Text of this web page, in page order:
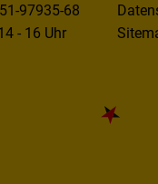
97935-68
- 16 Uhr